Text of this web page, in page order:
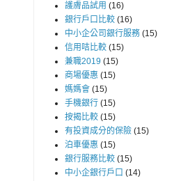
護膚品試用 (16)
銀行戶口比較 (16)
中小企公司銀行服務 (15)
信用咭比較 (15)
兼職2019 (15)
商場優惠 (15)
媽媽會 (15)
手機銀行 (15)
按揭比較 (15)
有投資成分的保險 (15)
泊車優惠 (15)
銀行服務比較 (15)
中小企銀行戶口 (14)